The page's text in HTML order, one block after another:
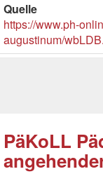
Quelle
https://www.ph-
augustinum/
PäKoLL